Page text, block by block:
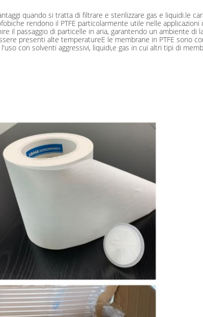
quando si tratta di filtrare e sterilizzare gas e liquidi.le
rendono il PTFE particolarmente utile nelle
il passaggio di particelle in aria, garantendo un ambiente
presenti alte temperatureE le membrane in PTFE sono
con solventi aggressivi, liquidi,e gas in cui altri tipi di